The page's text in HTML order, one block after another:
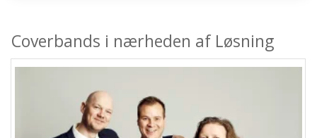
Coverbands i nærheden af Løsning